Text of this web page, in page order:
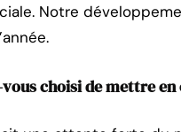
Notre
choisi de mettre